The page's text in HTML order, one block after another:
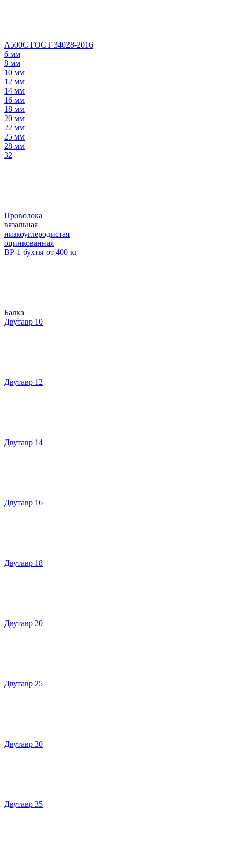
А500С ГОСТ 34028-2016
6 мм
8 мм
10 мм
12 мм
14 мм
16 мм
18 мм
20 мм
22 мм
25 мм
28 мм
32
Проволока
вязальная
низкоуглеродистая
оцинкованная
ВР-1 бухты от 400 кг
Балка
Двутавр 10
Двутавр 12
Двутавр 14
Двутавр 16
Двутавр 18
Двутавр 20
Двутавр 25
Двутавр 30
Двутавр 35